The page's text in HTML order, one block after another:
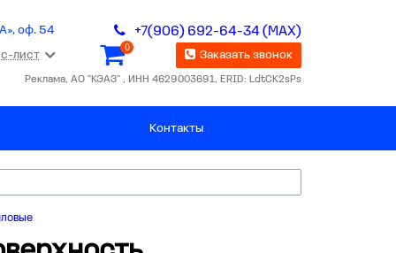
оф. 54 +7(906) 692-64-34 (MAX)
лист
0
Заказать звонок
Реклама, АО "КЭАЗ" , ИНН 4629003691, ERID: LdtCK2sPs
Контакты